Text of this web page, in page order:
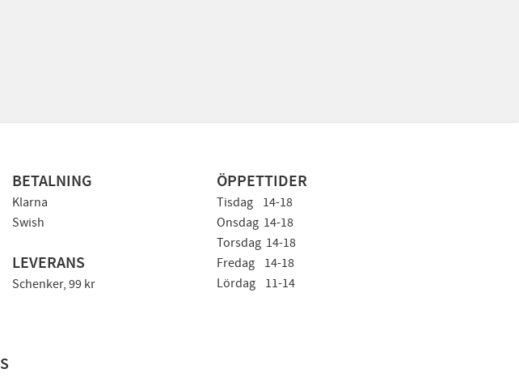
BETALNING
Klarna
Swish
LEVERANS
Schenker, 99 kr
ÖPPETTIDER
Tisdag 14-18
Onsdag 14-18
Torsdag 14-18
Fredag 14-18
Lördag 11-14